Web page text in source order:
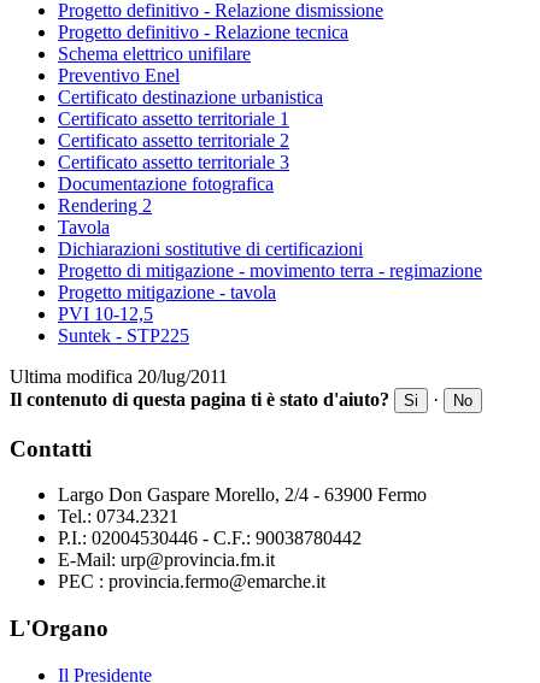
Progetto definitivo - Relazione dismissione
Progetto definitivo - Relazione tecnica
Schema elettrico unifilare
Preventivo Enel
Certificato destinazione urbanistica
Certificato assetto territoriale 1
Certificato assetto territoriale 2
Certificato assetto territoriale 3
Documentazione fotografica
Rendering 2
Tavola
Dichiarazioni sostitutive di certificazioni
Progetto di mitigazione - movimento terra - regimazione
Progetto mitigazione - tavola
PVI 10-12,5
Suntek - STP225
Ultima modifica 20/lug/2011
Il contenuto di questa pagina ti è stato d'aiuto?
Si · No
Contatti
Largo Don Gaspare Morello, 2/4 - 63900 Fermo
Tel.: 0734.2321
P.I.: 02004530446 - C.F.: 90038780442
E-Mail: urp@provincia.fm.it
PEC : provincia.fermo@emarche.it
L'Organo
Il Presidente